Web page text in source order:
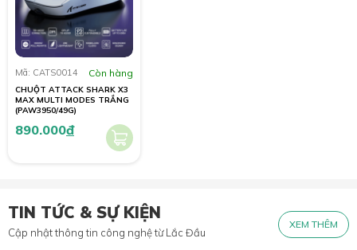
Mã: CATS0014 Còn hàng
CHUỘT ATTACK SHARK X3
MAX MULTI MODES TRẮNG
(PAW3950/49G)
890.000đ
TIN TỨC & SỰ KIỆN
Cập nhật thông tin công nghệ từ Lắc Đầu
XEM THÊM